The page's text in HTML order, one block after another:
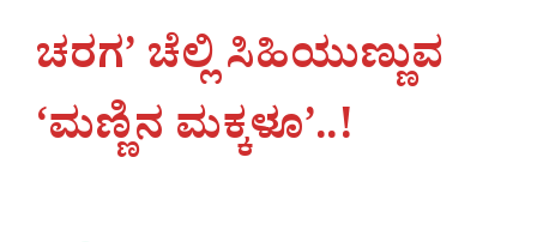
ಚರಗ’ ಚೆಲ್ಲಿ ಸಿಹಿಯುಣ್ಣುವ
‘ಮಣ್ಣಿನ ಮಕ್ಕಳೂ’..!